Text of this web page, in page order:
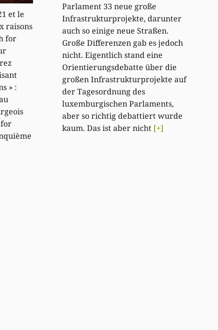
et le
raisons
for
» :
for
Parlament 33 neue große
Infrastrukturprojekte, darunter
auch so einige neue Straßen.
Große Differenzen gab es jedoch
nicht. Eigentlich stand eine
Orientierungsdebatte über die
großen Infrastrukturprojekte auf
der Tagesordnung des
luxemburgischen Parlaments,
aber so richtig debattiert wurde
kaum. Das ist aber nicht [+]